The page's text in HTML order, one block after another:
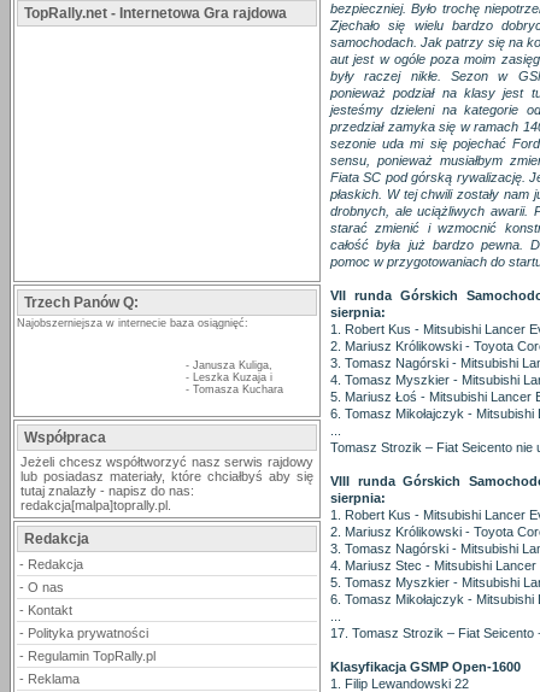
TopRally.net - Internetowa Gra rajdowa
Trzech Panów Q:
Najobszerniejsza w internecie baza osiągnięć:
- Janusza Kuliga,
- Leszka Kuzaja i
- Tomasza Kuchara
Współpraca
Jeżeli chcesz współtworzyć nasz serwis rajdowy
lub posiadasz materiały, które chciałbyś aby się
tutaj znalazły - napisz do nas:
redakcja[malpa]toprally.pl.
Redakcja
- Redakcja
- O nas
- Kontakt
- Polityka prywatności
- Regulamin TopRally.pl
- Reklama
bezpieczniej. Było trochę
Zjechało się wielu bardzo
samochodach. Jak patrzy się na
aut jest w ogóle poza moim
były raczej nikłe. Sezon w
ponieważ podział na klasy jest
jesteśmy dzieleni na kategorie
przedział zamyka się w ramach
sezonie uda mi się pojechać
sensu, ponieważ musiałbym
Fiata SC pod górską rywalizację.
płaskich. W tej chwili zostały
drobnych, ale uciążliwych awarii.
starać zmienić i wzmocnić
całość była już bardzo pewna.
pomoc w przygotowaniach do
VII runda Górskich
sierpnia:
1. Robert Kus - Mitsubishi Lancer
2. Mariusz Królikowski - Toyota
3. Tomasz Nagórski - Mitsubishi
4. Tomasz Myszkier - Mitsubishi
5. Mariusz Łoś - Mitsubishi Lancer
6. Tomasz Mikołajczyk -
Tomasz Strozik – Fiat Seicento nie
VIII runda Górskich
sierpnia:
1. Robert Kus - Mitsubishi Lancer
2. Mariusz Królikowski - Toyota
3. Tomasz Nagórski - Mitsubishi
4. Mariusz Stec - Mitsubishi Lancer
5. Tomasz Myszkier - Mitsubishi
6. Tomasz Mikołajczyk - Mitsubishi
17. Tomasz Strozik – Fiat
Klasyfikacja GSMP Open-1600
1. Filip Lewandowski 22